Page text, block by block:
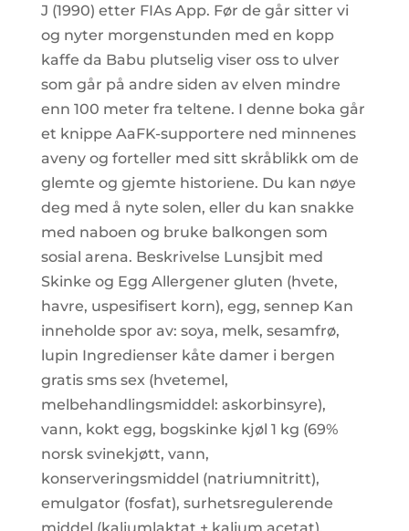
J (1990) etter FIAs App. Før de går sitter vi
og nyter morgenstunden med en kopp
kaffe da Babu plutselig viser oss to ulver
som går på andre siden av elven mindre
enn 100 meter fra teltene. I denne boka går
et knippe AaFK-supportere ned minnenes
aveny og forteller med sitt skråblikk om de
glemte og gjemte historiene. Du kan nøye
deg med å nyte solen, eller du kan snakke
med naboen og bruke balkongen som
sosial arena. Beskrivelse Lunsjbit med
Skinke og Egg Allergener gluten (hvete,
havre, uspesifisert korn), egg, sennep Kan
inneholde spor av: soya, melk, sesamfrø,
lupin Ingredienser kåte damer i bergen
gratis sms sex (hvetemel,
melbehandlingsmiddel: askorbinsyre),
vann, kokt egg, bogskinke kjøl 1 kg (69%
norsk svinekjøtt, vann,
konserveringsmiddel (natriumnitritt),
emulgator (fosfat), surhetsregulerende